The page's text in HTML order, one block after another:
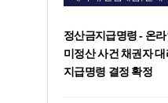
정산금지급명령 - 온
미정산 사건 채권자
지급명령 결정 확정